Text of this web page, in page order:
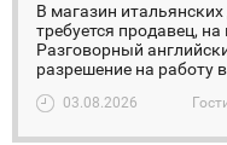
В магазин
требуется продавец,
Разговорный
разрешение на работу
03.08.2026